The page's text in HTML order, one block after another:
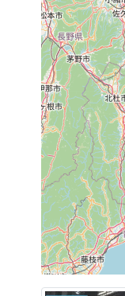
Город Токио
отличается
«страны
Туры в Токио
Зимой